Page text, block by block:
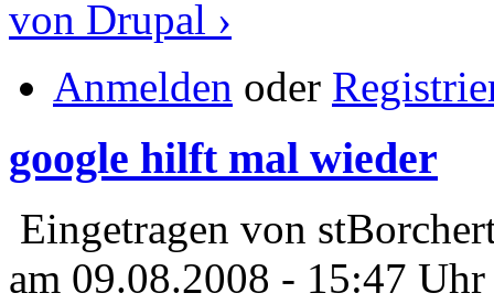
von Drupal ›
Anmelden oder
google hilft mal wieder
Eingetragen von
am 09.08.2008 - 15:47 Uhr